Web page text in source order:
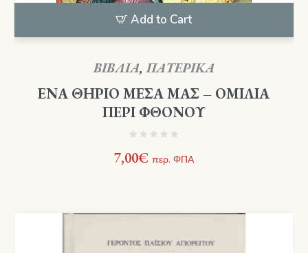
Add to Cart
ΒΙΒΛΙΑ,ΠΑΤΕΡΙΚΑ
ΕΝΑ ΘΗΡΙΟ ΜΕΣΑ ΜΑΣ – ΟΜΙΛΙΑ
ΠΕΡΙ ΦΘΟΝΟΥ
7,00€ περ. ΦΠΑ